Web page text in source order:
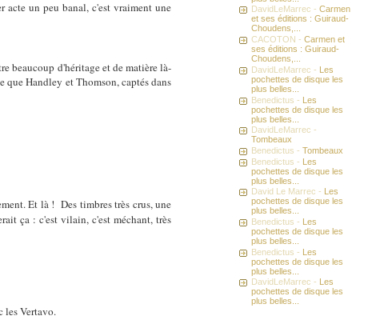
acte un peu banal, c'est vraiment une
beaucoup d'héritage et de matière là-
Handley et Thomson, captés dans
Et là ! Des timbres très crus, une
ça : c'est vilain, c'est méchant, très
les Vertavo.
DavidLeMarrec -Carmen
et ses éditions : Guiraud-
Choudens,...
CACOTON -Carmen et
ses éditions : Guiraud-
Choudens,...
DavidLeMarrec - Les
pochettes de disque les
plus belles...
Benedictus - Les
pochettes de disque les
plus belles...
DavidLeMarrec -
Tombeaux
Benedictus -Tombeaux
Benedictus - Les
pochettes de disque les
plus belles...
David Le Marrec -
Les
pochettes de disque les
plus belles...
Benedictus - Les
pochettes de disque les
plus belles...
Benedictus - Les
pochettes de disque les
plus belles...
DavidLeMarrec -
Les
pochettes de disque les
plus belles...